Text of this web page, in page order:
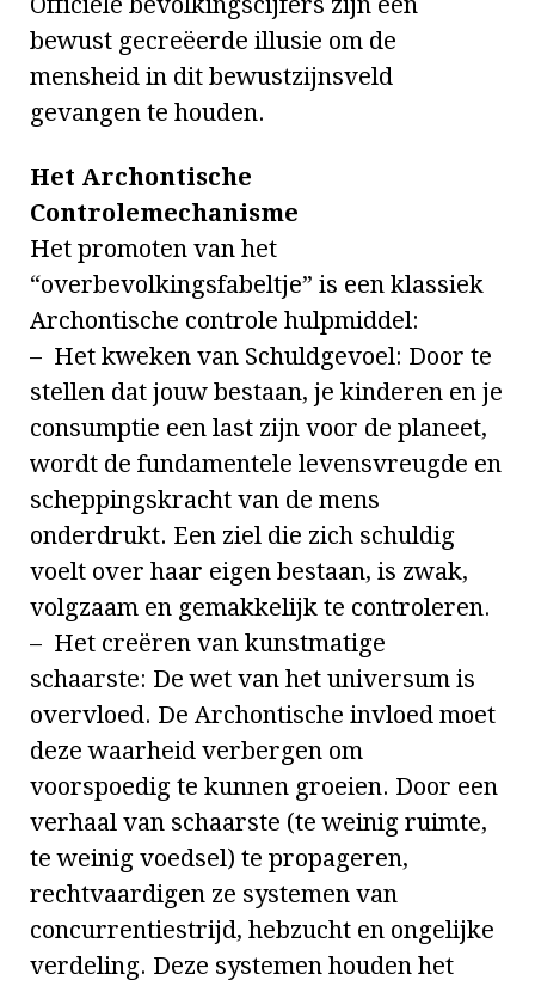
bewust gecreëerde illusie om de
mensheid in dit bewustzijnsveld
gevangen te houden.
Het Archontische
Controlemechanisme
Het promoten van het
“overbevolkingsfabeltje” is een klassiek
Archontische controle hulpmiddel:
– Het kweken van Schuldgevoel: Door te
stellen dat jouw bestaan, je kinderen en je
consumptie een last zijn voor de planeet,
wordt de fundamentele levensvreugde en
scheppingskracht van de mens
onderdrukt. Een ziel die zich schuldig
voelt over haar eigen bestaan, is zwak,
volgzaam en gemakkelijk te controleren.
– Het creëren van kunstmatige
schaarste: De wet van het universum is
overvloed. De Archontische invloed moet
deze waarheid verbergen om
voorspoedig te kunnen groeien. Door een
verhaal van schaarste (te weinig ruimte,
te weinig voedsel) te propageren,
rechtvaardigen ze systemen van
concurrentiestrijd, hebzucht en ongelijke
verdeling. Deze systemen houden het